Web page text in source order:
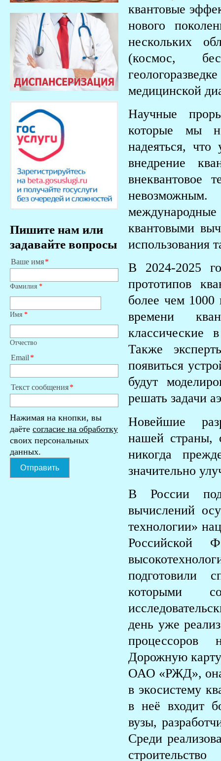
Пишите нам или
задавайте вопросы
Ваше имя
Фамилия *
Имя *
Отчество
Email
Текст сообщения
Нажимая на кнопки, вы
даёте согласие на обработку
своих персональных
данных.
Отправить
квантовые
нового
нескольких
(космос,
медицинской
Научные
которые мы
надеяться,
внедрение
внеквантовое
квантовыми
использования
В 2024-2025
прототипов
более чем 1000
времени
классические
Также
появиться
будут
решать задачи
Новейшие
нашей страны,
никогда
значительно
В России
вычислений
технологии»
Российской
подготовили
которыми
день уже
процессоров
Дорожную
ОАО «РЖД», она
в экосистему
в неё входит
вузы,
Среди